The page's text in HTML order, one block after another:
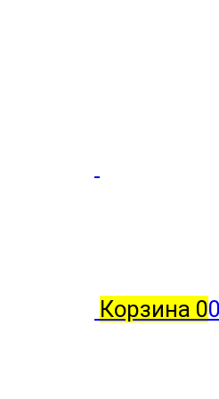
Корзина 0